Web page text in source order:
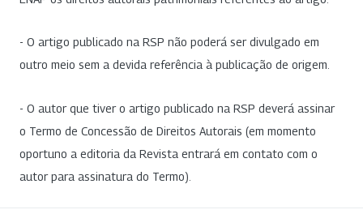
- O artigo publicado na RSP não poderá ser divulgado em
outro meio sem a devida referência à publicação de origem.
- O autor que tiver o artigo publicado na RSP deverá assinar
o Termo de Concessão de Direitos Autorais (em momento
oportuno a editoria da Revista entrará em contato com o
autor para assinatura do Termo).